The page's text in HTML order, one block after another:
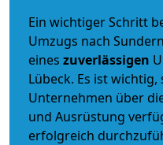
Ein wichtiger Schritt
Umzugs nach
eines zuverlässigen
Lübeck. Es ist
Unternehmen über
und Ausrüstung
erfolgreich